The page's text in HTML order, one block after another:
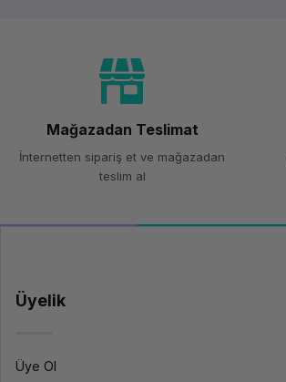
Mağazadan Teslimat
İnternetten sipariş et ve mağazadan
teslim al
Üyelik
Üye Ol